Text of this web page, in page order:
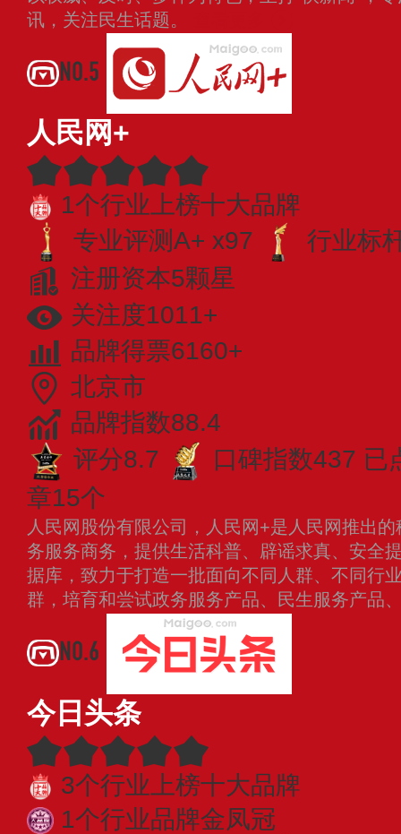
讯，关注民生话题。
NO.5
人民网+
1个行业上榜十大品牌
专业评测A+ x97
行业标
注册资本5颗星
关注度1011+
品牌得票6160+
北京市
品牌指数88.4
评分8.7
口碑指数437 已
章15个
人民网股份有限公司，人民网+是人民网推出
务服务商务，提供生活科普、辟谣求真、安全
据库，致力于打造一批面向不同人群、不同行
群，培育和尝试政务服务产品、民生服务产品
NO.6
今日头条
3个行业上榜十大品牌
1个行业品牌金凤冠